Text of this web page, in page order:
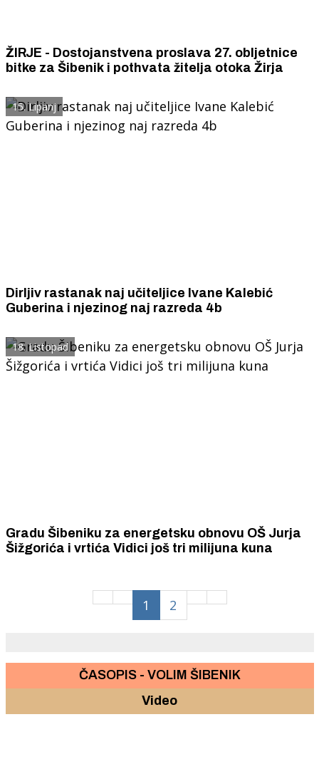
ŽIRJE - Dostojanstvena proslava 27. obljetnice
bitke za Šibenik i pothvata žitelja otoka Žirja
15. Lipanj
Dirljiv rastanak naj učiteljice Ivane Kalebić
Guberina i njezinog naj razreda 4b
18. Listopad
Gradu Šibeniku za energetsku obnovu OŠ Jurja
Šižgorića i vrtića Vidici još tri milijuna kuna
1 2
ČASOPIS - VOLIM ŠIBENIK
Video